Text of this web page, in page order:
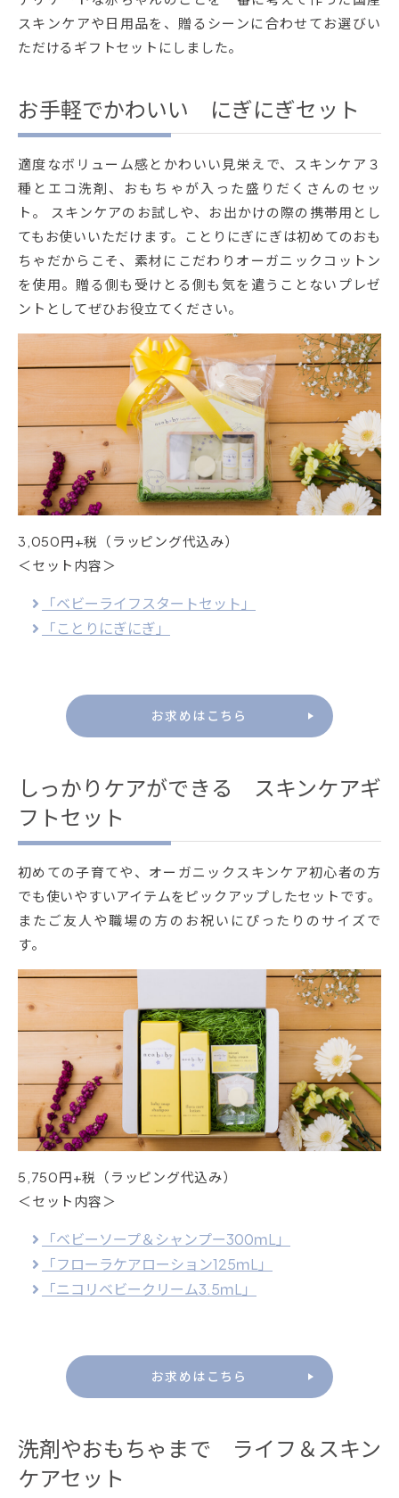
スキンケアや日用品を、贈るシーンに合わせてお選びい
ただけるギフトセットにしました。
お手軽でかわいい にぎにぎセット
適度なボリューム感とかわいい見栄えで、スキンケア３
種とエコ洗剤、おもちゃが入った盛りだくさんのセッ
ト。 スキンケアのお試しや、お出かけの際の携帯用とし
てもお使いいただけます。ことりにぎにぎは初めてのおも
ちゃだからこそ、素材にこだわりオーガニックコットン
を使用。贈る側も受けとる側も気を遣うことないプレゼ
ントとしてぜひお役立てください。
3,050円+税（ラッピング代込み）
＜セット内容＞
「ベビーライフスタートセット」
「ことりにぎにぎ」
お求めはこちら
しっかりケアができる スキンケアギ
フトセット
初めての子育てや、オーガニックスキンケア初心者の方
でも使いやすいアイテムをピックアップしたセットです。
またご友人や職場の方のお祝いにぴったりのサイズで
す。
5,750円+税（ラッピング代込み）
＜セット内容＞
「ベビーソープ＆シャンプー300ｍL」
「フローラケアローション125ｍL」
「ニコリベビークリーム3.5ｍL」
お求めはこちら
洗剤やおもちゃまで ライフ＆スキン
ケアセット